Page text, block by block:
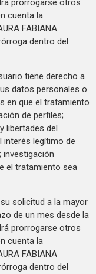
prorrogarse otros
cuenta la
FABIANA
dentro del
tiene derecho a
datos personales o
en que el tratamiento
de perfiles;
libertades del
interés legítimo de
investigación
el tratamiento sea
solicitud a la mayor
de un mes desde la
prorrogarse otros
cuenta la
FABIANA
dentro del